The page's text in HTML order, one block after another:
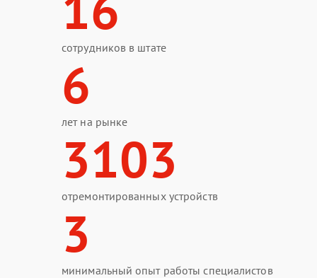
сотрудников в штате
6
лет на рынке
3103
отремонтированных устройств
3
минимальный опыт работы специалистов